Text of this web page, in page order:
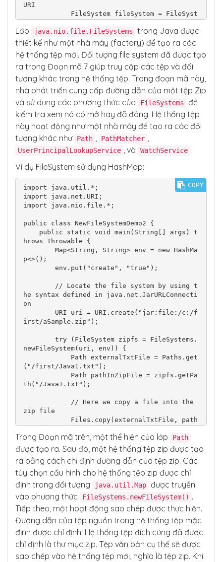
URI
ems.newFileSystem(uri, env);
            // Display a message to inform t
            System.out.println("Hurray, you
have created File System successfully.");
            // Here, we check if the file sy
stem is open or not using isOpen() method
            if (fileSystem.isOpen()) {
                System.out.println("It seems
            } else {
                System.out.println("It seems
File system is closed");
            }
        } catch (Exception e) {
        }
    }
Lớp java.nio.file.FileSystems
trong Java được
thiết kế như một nhà máy (factory) để tạo ra các
hệ thống tệp mới. Đối tượng file system đã được tạo
ra trong Đoạn mã 7 giúp truy cập các tệp và đối
tượng khác trong hệ thống tệp. Trong đoạn mã này,
nhà phát triển cung cấp đường dẫn của một tệp Zip
và sử dụng các phương thức của
FileSystems
để
kiểm tra xem nó có mở hay đã đóng. Hệ thống tệp
này hoạt động như một nhà máy để tạo ra các đối
tượng khác như Path , PathMatcher ,
UserPrincipalLookupService , và WatchService .
Ví dụ FileSystem sử dụng HashMap:
import java.util.*;
import java.net.URI;
import java.nio.file.*;
public class NewFileSystemDemo2 {
hrows Throwable {
p<>();
he syntax defined in java.net.JarURLConnecti
on
irst/aSample.zip");
newFileSystem(uri, env)) {
("/first/Java1.txt");
th("/Java1.txt");
zip file
InZipFile, StandardCopyOption.REPLACE_EXISTI
NG);
            System.out.println("Copy Success
ful");
        } catch (Exception e) {
            e.printStackTrace();
        }
    }
}
COPY
Trong Đoạn mã trên, một thể hiện của lớp Path
được tạo ra. Sau đó, một hệ thống tệp zip được tạo
ra bằng cách chỉ định đường dẫn của tệp zip. Các
tùy chọn cấu hình cho hệ thống tệp zip được chỉ
định trong đối tượng
java.util.Map được truyền
vào phương thức
FileSystems.newFileSystem() .
Tiếp theo, một hoạt động sao chép được thực hiện.
Đường dẫn của tệp nguồn trong hệ thống tệp mặc
định được chỉ định. Hệ thống tệp đích cũng đã được
chỉ định là thư mục zip. Tệp văn bản cụ thể sẽ được
sao chép vào hệ thống tệp mới, nghĩa là tệp zip. Khi